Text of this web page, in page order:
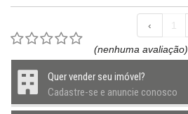
‹
(nenhuma avaliação)
Quer vender seu imóvel?
Cadastre-se e anuncie conosco